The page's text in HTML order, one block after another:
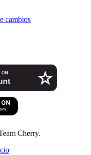
cambios
Cherry.